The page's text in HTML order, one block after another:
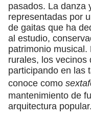
pasados. La danza
representadas por
de gaitas que ha
al estudio,
patrimonio
rurales, los vecinos
participando en las
conoce como
mantenimiento de
arquitectura popular.